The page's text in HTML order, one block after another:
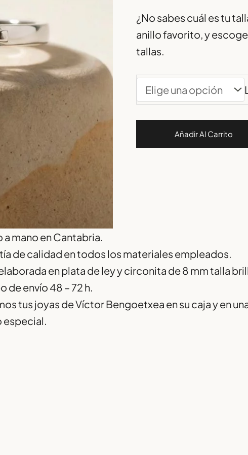
¿No sabes cuál es tu
anillo favorito, y
tallas.
Añadir Al Carrito
a mano en Cantabria.
de calidad en todos los materiales empleados.
en plata de ley y circonita de 8 mm talla
de envío 48 – 72 h.
tus joyas de Víctor Bengoetxea en su caja y en
especial.